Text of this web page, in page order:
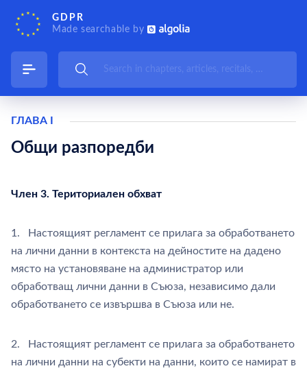
GDPR
Made searchable by
ГЛАВА I
Общи разпоредби
Член 3. Териториален обхват
1. Настоящият регламент се прилага за обработването
на лични данни в контекста на дейностите на дадено
място на установяване на администратор или
обработващ лични данни в Съюза, независимо дали
обработването се извършва в Съюза или не.
2. Настоящият регламент се прилага за обработването
на лични данни на субекти на данни, които се намират в